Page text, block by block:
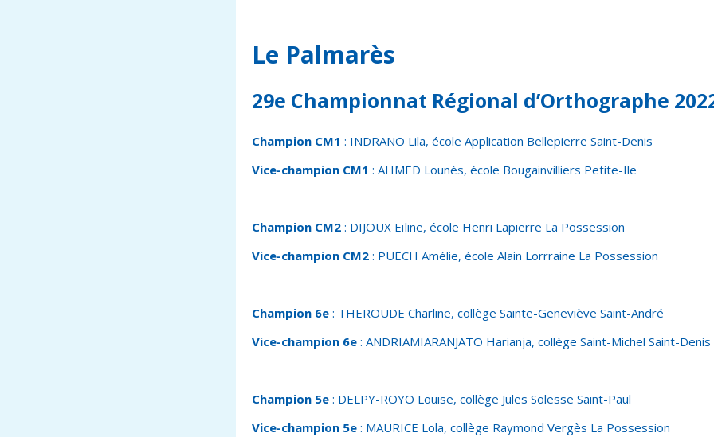
Le Palmarès
29e Championnat Régional d’Orthographe
Champion CM1 : INDRANO Lila, école Application Bellepierre Saint-Denis
Vice-champion CM1 : AHMED Lounès, école Bougainvilliers Petite-Ile
Champion CM2: DIJOUX Eïline, école Henri Lapierre La Possession
Vice-champion CM2: PUECH Amélie, école Alain Lorrraine La Possession
Champion 6e: THEROUDE Charline, collège Sainte-Geneviève Saint-André
Vice-champion 6e: ANDRIAMIARANJATO Harianja, collège Saint-Michel Saint-Denis
Champion 5e: DELPY-ROYO Louise, collège Jules Solesse Saint-Paul
Vice-champion 5e: MAURICE Lola, collège Raymond Vergès La Possession